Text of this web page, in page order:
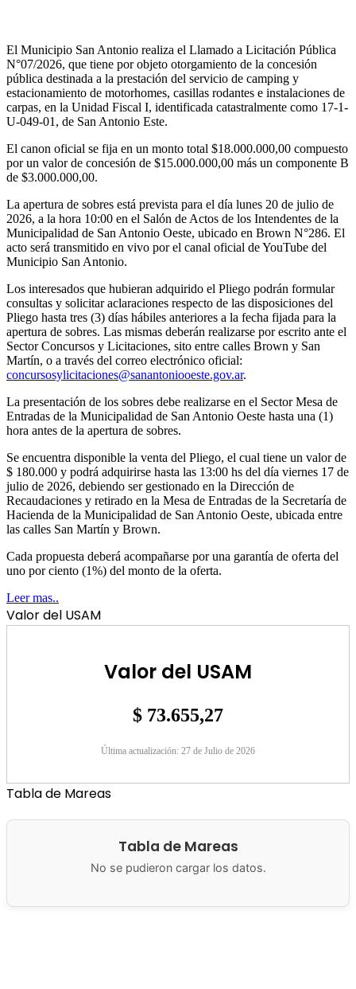
El Municipio San Antonio realiza el Llamado a Licitación Pública
N°07/2026, que tiene por objeto otorgamiento de la concesión
pública destinada a la prestación del servicio de camping y
estacionamiento de motorhomes, casillas rodantes e instalaciones de
carpas, en la Unidad Fiscal I, identificada catastralmente como 17-1-
U-049-01, de San Antonio Este.
El canon oficial se fija en un monto total $18.000.000,00 compuesto
por un valor de concesión de $15.000.000,00 más un componente B
de $3.000.000,00.
La apertura de sobres está prevista para el día lunes 20 de julio de
2026, a la hora 10:00 en el Salón de Actos de los Intendentes de la
Municipalidad de San Antonio Oeste, ubicado en Brown N°286. El
acto será transmitido en vivo por el canal oficial de YouTube del
Municipio San Antonio.
Los interesados que hubieran adquirido el Pliego podrán formular
consultas y solicitar aclaraciones respecto de las disposiciones del
Pliego hasta tres (3) días hábiles anteriores a la fecha fijada para la
apertura de sobres. Las mismas deberán realizarse por escrito ante el
Sector Concursos y Licitaciones, sito entre calles Brown y San
Martín, o a través del correo electrónico oficial:
concursosylicitaciones@sanantoniooeste.gov.ar.
La presentación de los sobres debe realizarse en el Sector Mesa de
Entradas de la Municipalidad de San Antonio Oeste hasta una (1)
hora antes de la apertura de sobres.
Se encuentra disponible la venta del Pliego, el cual tiene un valor de
$ 180.000 y podrá adquirirse hasta las 13:00 hs del día viernes 17 de
julio de 2026, debiendo ser gestionado en la Dirección de
Recaudaciones y retirado en la Mesa de Entradas de la Secretaría de
Hacienda de la Municipalidad de San Antonio Oeste, ubicada entre
las calles San Martín y Brown.
Cada propuesta deberá acompañarse por una garantía de oferta del
uno por ciento (1%) del monto de la oferta.
Leer mas..
Valor del USAM
Valor del USAM
$ 73.655,27
Última actualización: 27 de Julio de 2026
Tabla de Mareas
Tabla de Mareas
No se pudieron cargar los datos.